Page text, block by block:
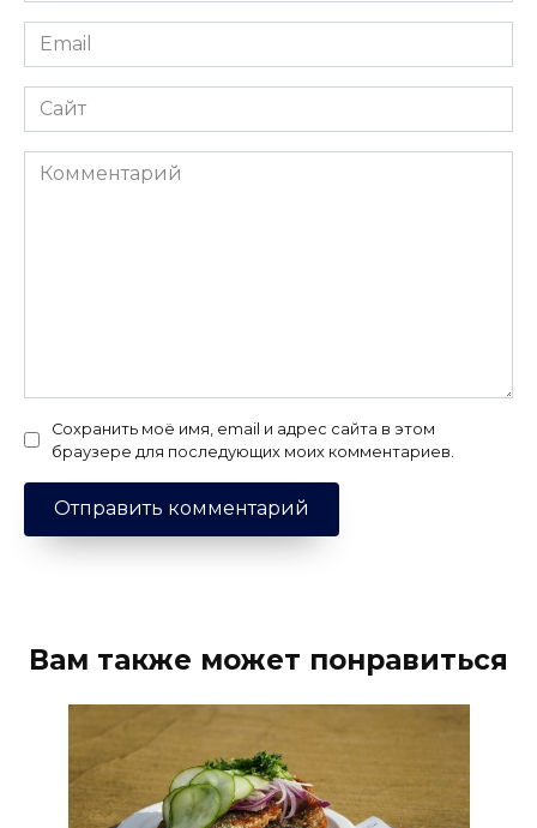
Email
*
Сайт
Комментарий
Сохранить моё имя, email и адрес сайта в этом
браузере для последующих моих комментариев.
Вам также может понравиться